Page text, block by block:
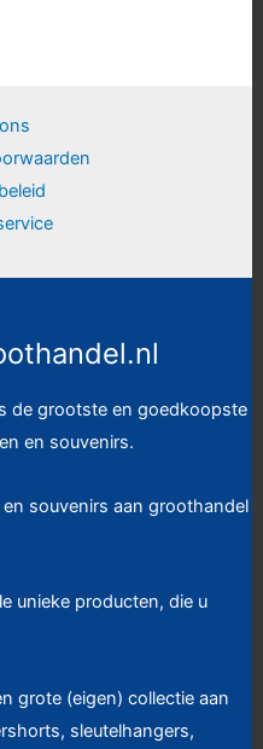
de grootste en goedkoopste
en souvenirs.
souvenirs aan groothandel
unieke producten, die u
grote (eigen) collectie aan
sleutelhangers,